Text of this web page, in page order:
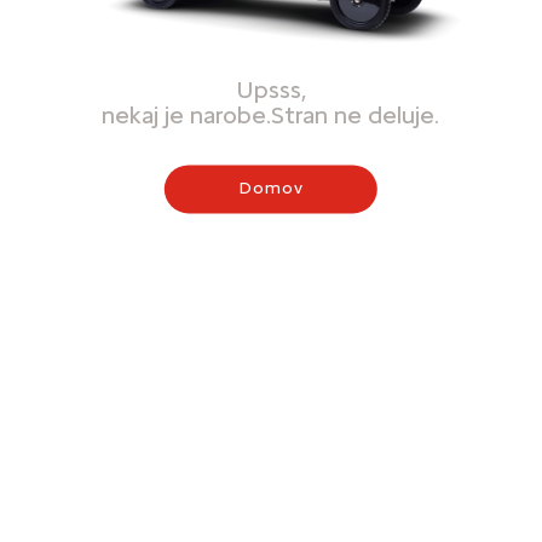
Upsss,
nekaj je narobe.Stran ne deluje.
Domov